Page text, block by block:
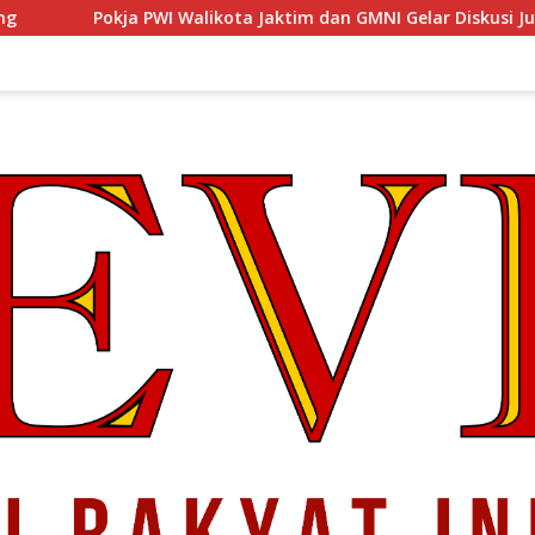
Jaktim dan GMNI Gelar Diskusi Jurnalistik, Dorong Gen